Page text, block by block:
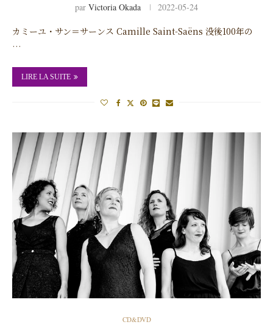
par Victoria Okada 2022-05-24
カミーユ・サン＝サーンス Camille Saint-Saëns 没後100年の
…
LIRE LA SUITE
CD&DVD